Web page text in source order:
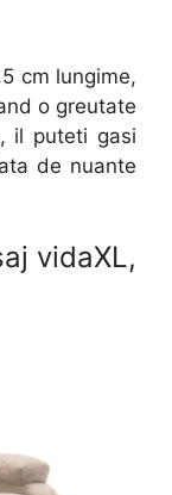
cm lungime,
o greutate
il puteti gasi
de nuante
vidaXL,